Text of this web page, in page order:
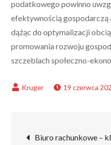
podatkowego powinno
efektywnością gospodarczą
dążąc do optymalizacji
promowania rozwoju
szczeblach społeczno-
19 czerwca
Biuro rachunkowe –